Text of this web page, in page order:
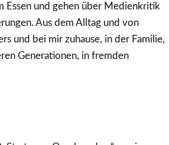
Essen und gehen über Medienkritik
Aus dem Alltag und von
und bei mir zuhause, in der Familie,
Generationen, in fremden